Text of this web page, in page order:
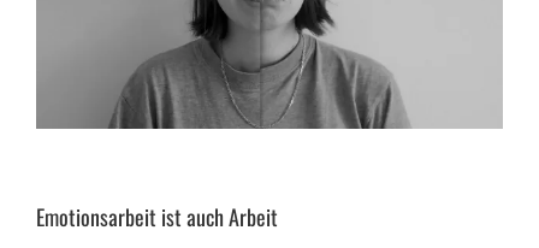
Emotionsarbeit ist auch Arbeit